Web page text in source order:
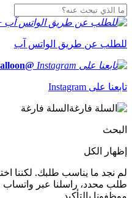
للطلب عن طريق الواتس آب
@bemyballoon
تابعنا على Instagram
السلة فارغة
البحث
إظهار الكل
لم نجد ما يناسب طلبك. لكننا
موظفونا بالتأكيد.